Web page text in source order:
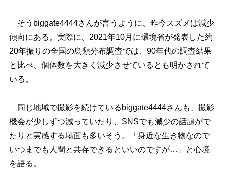
そうbiggate4444さんが言うように、昨今スズメは減少
傾向にある。実際に、2021年10月に環境省が発表した約
20年振りの全国の鳥類分布調査では、90年代の調査結果
と比べ、個体数を大きく減少させているとも明かされて
いる。
同じ地域で撮影を続けているbiggate4444さんも、撮影
機会が少しずつ減っていたり、SNSでも減少の話題がで
たりと実感する場面も多いそう。「身近な生き物なので
いつまでも人間と共存できるといいのですが…」と心境
を語る。